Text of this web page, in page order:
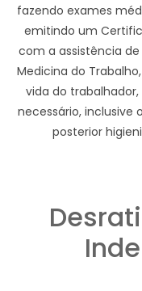
fazendo exames
emitindo um
com a assistência
Medicina do
vida do
necessário, inclusive
posterior